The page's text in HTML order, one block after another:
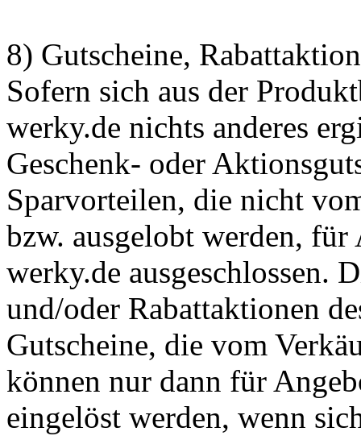
8) Gutscheine,
Sofern sich aus der
werky.de nichts anderes
Geschenk- oder
Sparvorteilen, die nicht
bzw. ausgelobt werden, für
werky.de ausgeschlossen.
und/oder Rabattaktionen
Gutscheine, die vom
können nur dann für
eingelöst werden, wenn